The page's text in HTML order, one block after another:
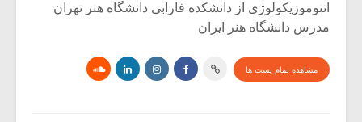
اتنوموزیکولوژی از دانشکده فارابی دانشگاه هنر تهران
مدرس دانشگاه هنر ایران
مشاهده تمام پست ها